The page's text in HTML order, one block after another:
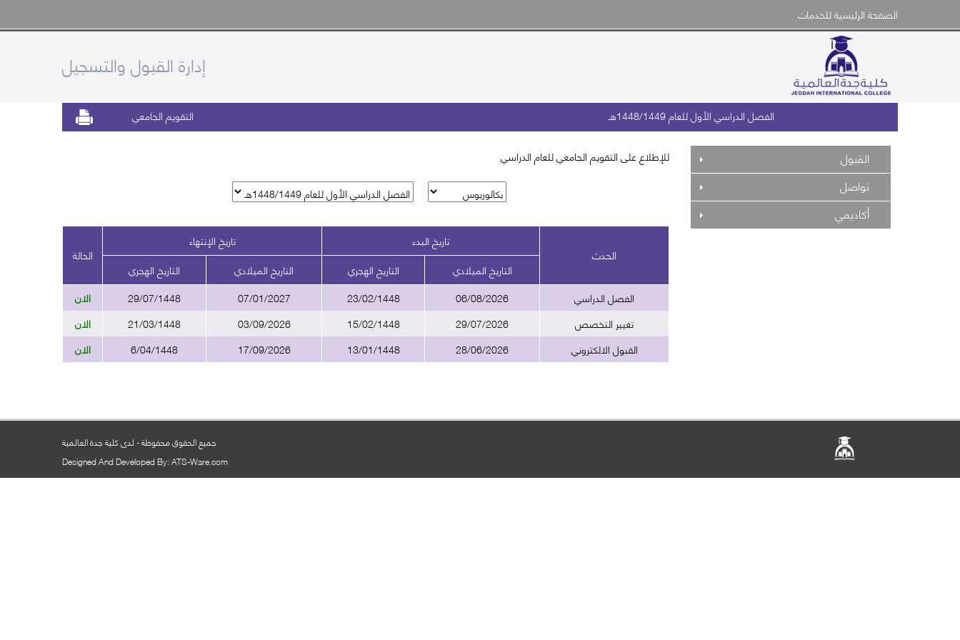
الصفحة الرئيسية للخدمات
إدارة القبول والتسجيل
الفصل الدراسي الأول للعام 1448/1449هـ التقويم الجامعي
القبول
تواصل
أكاديمي
للإطلاع على التقويم الجامعي للعام الدراسي
الحدث
تاريخ البدء
تاريخ الإنتهاء
الحالة
التاريخ الميلادي
التاريخ الهجري التاريخ الميلادي
التاريخ الهجري
الفصل الدراسي
تغيير التخصص
القبول الالكتروني
06/08/2026
29/07/2026
28/06/2026
23/02/1448
15/02/1448
13/01/1448
07/01/2027
03/09/2026
17/09/2026
29/07/1448
21/03/1448
6/04/1448
الان
الان
الان
جميع الحقوق محفوظة - لدى كلية جدة العالمية
Designed And Developed By: ATS-Ware.com